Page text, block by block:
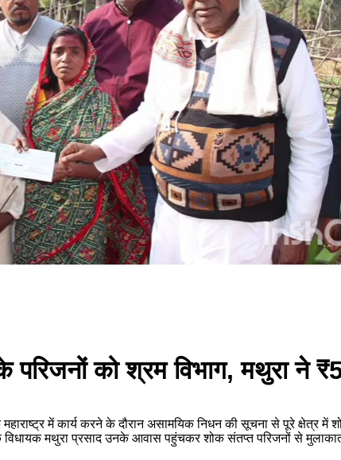
को श्रम विभाग, मथुरा ने
में कार्य करने के दौरान असामयिक निधन की सूचना से पूरे क्षेत्र
मथुरा प्रसाद उनके आवास पहुंचकर शोक संतप्त परिजनों से